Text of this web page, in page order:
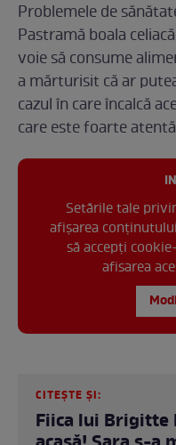
Problemele de
Pastramă boala
voie să consume
a mărturisit că ar
cazul în care încalcă
care este foarte
Setările tale
afișarea
să accepți
afisarea
CITEȘTE ȘI:
Fiica lui Brigitte